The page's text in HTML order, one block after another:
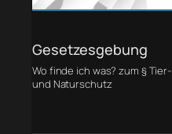
Gesetzesgebung
Wo finde ich was? zum § Tier-
und Naturschutz